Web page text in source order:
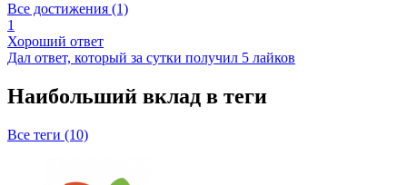
Все достижения (1)
1
Хороший ответ
Дал ответ, который за сутки получил 5 лайков
Наибольший вклад в теги
Все теги (10)